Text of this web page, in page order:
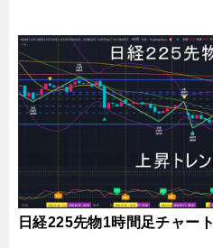
日経225先物1時間足チャート